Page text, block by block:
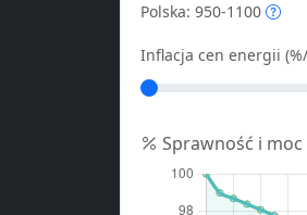
Polska: 950-1100
Inflacja cen energii
Sprawność i moc